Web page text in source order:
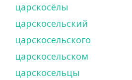
царскосёлы
царскосельский
царскосельского
царскосельском
царскосельцы